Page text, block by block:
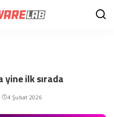
yine ilk sırada
4 Şubat 2026